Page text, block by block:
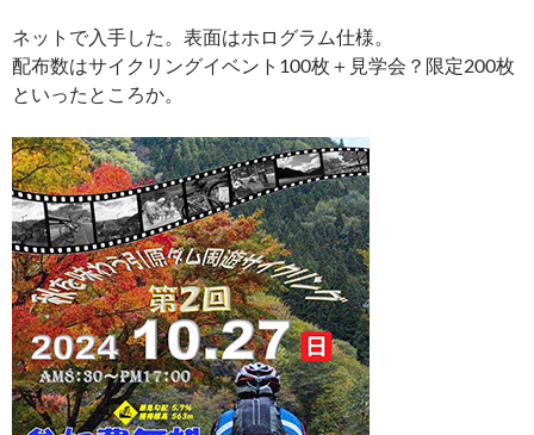
ネットで入手した。表面はホログラム仕様。
配布数はサイクリングイベント100枚＋見学会？限定200枚
といったところか。